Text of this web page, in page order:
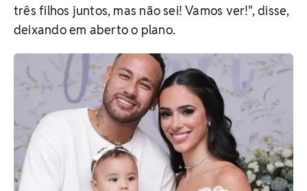
três filhos juntos, mas não sei! Vamos ver!", disse,
deixando em aberto o plano.